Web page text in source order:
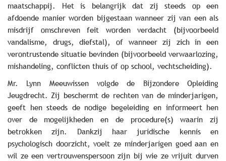
maatschappij. Het is belangrijk dat zij steeds op een
afdoende manier worden bijgestaan wanneer zij van een als
misdrijf omschreven feit worden verdacht (bijvoorbeeld
vandalisme, drugs, diefstal), of wanneer zij zich in een
verontrustende situatie bevinden (bijvoorbeeld verwaarlozing,
mishandeling, conflicten thuis of op school, vechtscheiding).
Mr. Lynn Meeuwissen volgde de Bijzondere Opleiding
Jeugdrecht. Zij beschermt de rechten van de minderjarigen,
geeft hen steeds de nodige begeleiding en informeert hen
over de mogelijkheden en de procedure(s) waarin zij
betrokken zijn. Dankzij haar juridische kennis en
psychologisch doorzicht, voelt ze minderjarigen goed aan en
wil ze een vertrouwenspersoon zijn bij wie ze vrijuit durven